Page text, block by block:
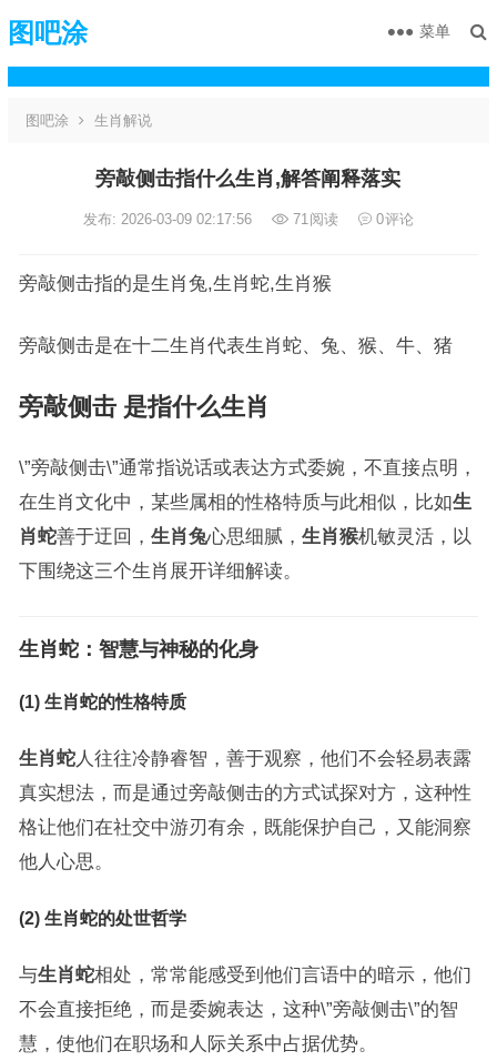
图吧涂 菜单
图吧涂 生肖解说
旁敲侧击指什么生肖,解答阐释落实
发布: 2026-03-09 02:17:56 71阅读 0评论
旁敲侧击指的是生肖兔,生肖蛇,生肖猴
旁敲侧击是在十二生肖代表生肖蛇、兔、猴、牛、猪
旁敲侧击 是指什么生肖
\”旁敲侧击\”通常指说话或表达方式委婉，不直接点明，
在生肖文化中，某些属相的性格特质与此相似，比如生
肖蛇善于迂回， 生肖兔心思细腻， 生肖猴机敏灵活，以
下围绕这三个生肖展开详细解读。
生肖蛇：智慧与神秘的化身
(1) 生肖蛇的性格特质
生肖蛇人往往冷静睿智，善于观察，他们不会轻易表露
真实想法，而是通过旁敲侧击的方式试探对方，这种性
格让他们在社交中游刃有余，既能保护自己，又能洞察
他人心思。
(2) 生肖蛇的处世哲学
与生肖蛇相处，常常能感受到他们言语中的暗示，他们
不会直接拒绝，而是委婉表达，这种\”旁敲侧击\”的智
慧，使他们在职场和人际关系中占据优势。